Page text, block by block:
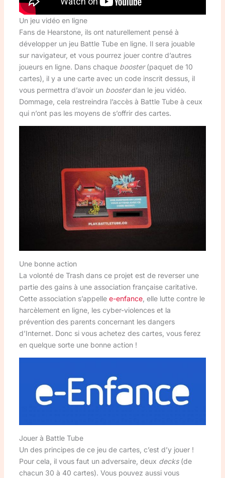
Un jeu vidéo en ligne
Fans de Hearstone, ils ont naturellement pensé à
développer un jeu Battle Tube en ligne. Il sera jouable
sur navigateur, et vous pourrez jouer contre d’autres
joueurs en ligne. Dans chaque booster(paquet de 10
cartes), il y a une carte avec un code inscrit dessus, il
vous permettra d’avoir un boosterdan le jeu vidéo.
Dommage, cela restreindra l’accès à Battle Tube à ceux
qui n’ont pas les moyens de s’offrir des cartes.
Une bonne action
La volonté de Trash dans ce projet est de reverser une
partie des gains à une association française caritative.
Cette association s’appelle e-enfance, elle lutte contre le
harcèlement en ligne, les cyber-violences et la
prévention des parents concernant les dangers
d’Internet. Donc si vous achetez des cartes, vous ferez
en quelque sorte une bonne action !
Jouer à Battle Tube
Un des principes de ce jeu de cartes, c’est d’y jouer !
Pour cela, il vous faut un adversaire, deux decks(de
chacun 30 à 40 cartes). Vous pouvez aussi vous